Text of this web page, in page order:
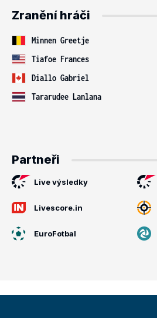
Zranění hráči
Minnen Greetje
Tiafoe Frances
Diallo Gabriel
Tararudee Lanlana
Partneři
Live výsledky
Livescore.in
EuroFotbal